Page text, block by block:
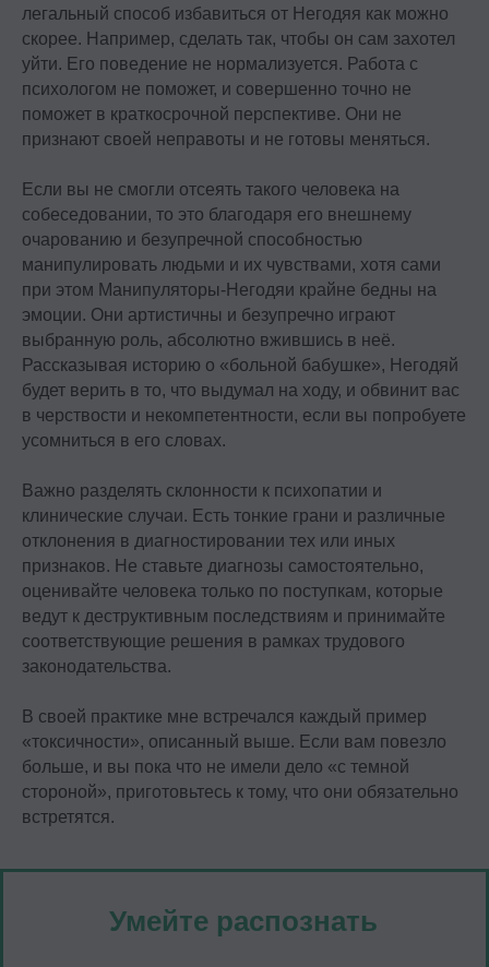
легальный способ избавиться от Негодяя как можно
скорее. Например, сделать так, чтобы он сам захотел
уйти. Его поведение не нормализуется. Работа с
психологом не поможет, и совершенно точно не
поможет в краткосрочной перспективе. Они не
признают своей неправоты и не готовы меняться.
Если вы не смогли отсеять такого человека на
собеседовании, то это благодаря его внешнему
очарованию и безупречной способностью
манипулировать людьми и их чувствами, хотя сами
при этом Манипуляторы-Негодяи крайне бедны на
эмоции. Они артистичны и безупречно играют
выбранную роль, абсолютно вжившись в неё.
Рассказывая историю о «больной бабушке», Негодяй
будет верить в то, что выдумал на ходу, и обвинит вас
в черствости и некомпетентности, если вы попробуете
усомниться в его словах.
Важно разделять склонности к психопатии и
клинические случаи. Есть тонкие грани и различные
отклонения в диагностировании тех или иных
признаков. Не ставьте диагнозы самостоятельно,
оценивайте человека только по поступкам, которые
ведут к деструктивным последствиям и принимайте
соответствующие решения в рамках трудового
законодательства.
В своей практике мне встречался каждый пример
«токсичности», описанный выше. Если вам повезло
больше, и вы пока что не имели дело «с темной
стороной», приготовьтесь к тому, что они обязательно
встретятся.
Умейте распознать
Эйчары обращают внимание
красивая или fgh12j332jb?
Подпишитесь на нашу рассылку.
Расскажем, как быстрее дорасти
до зарплаты и должности мечты
Подписаться
Проект реализуется при грантовой
поддержке Фонда «Сколково»